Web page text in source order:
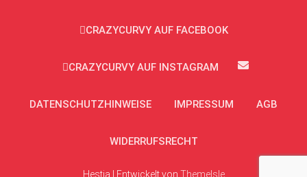
CRAZYCURVY AUF FACEBOOK
CRAZYCURVY AUF INSTAGRAM
DATENSCHUTZHINWEISE IMPRESSUM AGB
WIDERRUFSRECHT
Hestia | Entwickelt von ThemeIsle